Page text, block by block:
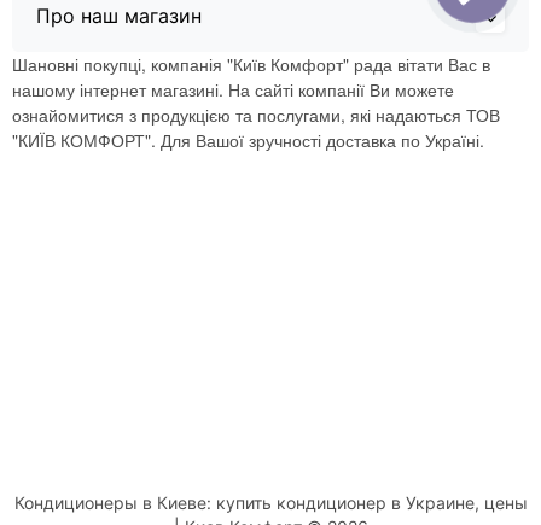
Про наш магазин
Шановні покупці, компанія "Київ Комфорт" рада вітати Вас в
нашому інтернет магазині. На сайті компанії Ви можете
ознайомитися з продукцією та послугами, які надаються ТОВ
"КИЇВ КОМФОРТ". Для Вашої зручності доставка по Україні.
Кондиционеры в Киеве: купить кондиционер в Украине, цены